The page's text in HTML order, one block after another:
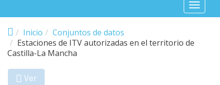
Toggle
Inicio
Conjuntos de datos
Estaciones de ITV autorizadas en el territorio de
Castilla-La Mancha
Ver